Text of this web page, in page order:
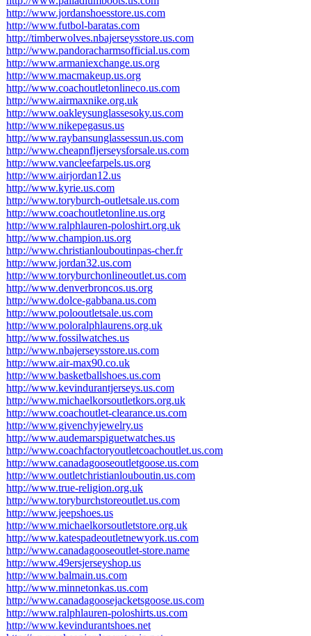
http://www.jordanshoesstore.us.com
http://www.futbol-baratas.com
http://timberwolves.nbajerseysstore.us.com
http://www.pandoracharmsofficial.us.com
http://www.armaniexchange.us.org
http://www.macmakeup.us.org
http://www.coachoutletonlineco.us.com
http://www.airmaxnike.org.uk
http://www.oakleysunglassesoky.us.com
http://www.nikepegasus.us
http://www.raybansunglassessun.us.com
http://www.cheapnfljerseysforsale.us.com
http://www.vancleefarpels.us.org
http://www.airjordan12.us
http://www.kyrie.us.com
http://www.toryburch-outletsale.us.com
http://www.coachoutletonline.us.org
http://www.ralphlauren-poloshirt.org.uk
http://www.champion.us.org
http://www.christianlouboutinpas-cher.fr
http://www.jordan32.us.com
http://www.toryburchonlineoutlet.us.com
http://www.denverbroncos.us.org
http://www.dolce-gabbana.us.com
http://www.polooutletsale.us.com
http://www.poloralphlaurens.org.uk
http://www.fossilwatches.us
http://www.nbajerseysstore.us.com
http://www.air-max90.co.uk
http://www.basketballshoes.us.com
http://www.kevindurantjerseys.us.com
http://www.michaelkorsoutletkors.org.uk
http://www.coachoutlet-clearance.us.com
http://www.givenchyjewelry.us
http://www.audemarspiguetwatches.us
http://www.coachfactoryoutletcoachoutlet.us.com
http://www.canadagooseoutletgoose.us.com
http://www.outletchristianlouboutin.us.com
http://www.true-religion.org.uk
http://www.toryburchstoreoutlet.us.com
http://www.jeepshoes.us
http://www.michaelkorsoutletstore.org.uk
http://www.katespadeoutletnewyork.us.com
http://www.canadagooseoutlet-store.name
http://www.49ersjerseyshop.us
http://www.balmain.us.com
http://www.minnetonkas.us.com
http://www.canadagoosejacketsgoose.us.com
http://www.ralphlauren-poloshirts.us.com
http://www.kevindurantshoes.net